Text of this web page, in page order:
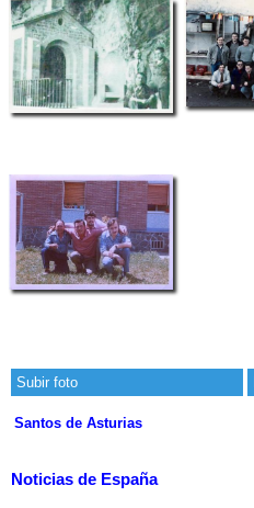
Subir foto
Santos de Asturias
Noticias de España